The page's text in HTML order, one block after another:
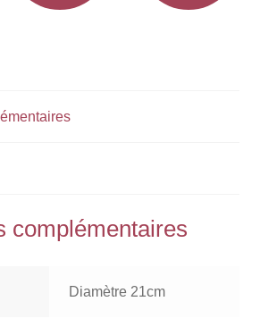
complémentaires
Diamètre 21cm